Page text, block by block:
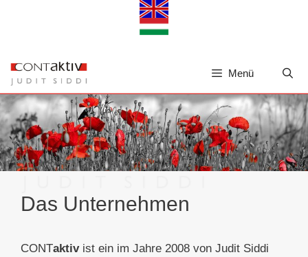
Menü
Das Unternehmen
CONTaktiv ist ein im Jahre 2008 von Judit Siddi